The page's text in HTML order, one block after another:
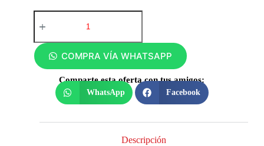
COMPRA VÍA WHATSAPP
Comparte esta oferta con tus amigos:
WhatsApp Facebook
Descripción